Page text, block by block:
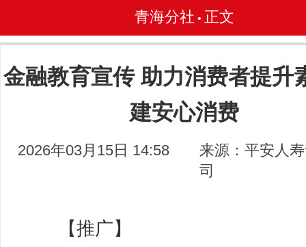
青海分社 • 正文
金融教育宣传 助力消费者提升
建安心消费
2026年03月15日 14:58
来源：平安人
司
【推广】